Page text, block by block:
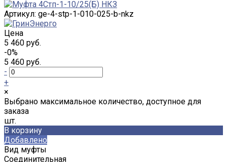
Артикул: ge-4-stp-1-010-025-b-nkz
Цена
5 460 руб.
-0%
5 460 руб.
-
+
×
Выбрано максимальное количество, доступное для
заказа
шт.
В корзину
Добавлено
Вид муфты
Соединительная